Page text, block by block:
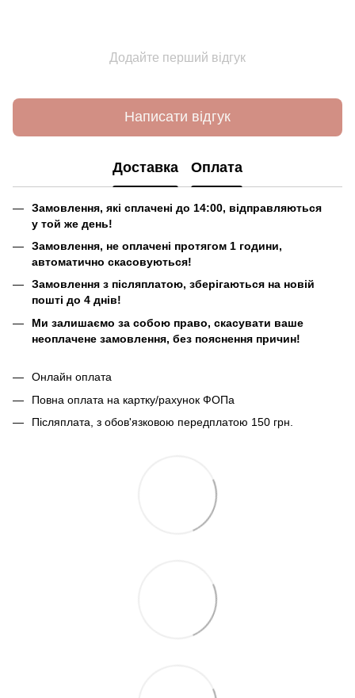
Додайте перший відгук
Написати відгук
Доставка Оплата
Замовлення, які сплачені до 14:00, відправляються
у той же день!
Замовлення, не оплачені протягом 1 години,
автоматично скасовуються!
Замовлення з післяплатою, зберігаються на новій
пошті до 4 днів!
Ми залишаємо за собою право, скасувати ваше
неоплачене замовлення, без пояснення причин!
Онлайн оплата
Повна оплата на картку/рахунок ФОПа
Післяплата, з обов'язковою передплатою 150 грн.